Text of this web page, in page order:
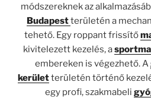
módszereknek az
Budapestterületén a
tehető. Egy roppant frissítő
kivitelezett kezelés, a
embereken is végezhető. A
kerületterületén történő
egy profi, szakmabeli